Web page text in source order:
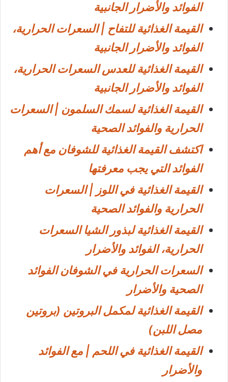
الفوائد والأضرار الجانبية
القيمة الغذائية للتفاح | السعرات الحرارية،
الفوائد والأضرار الجانبية
القيمة الغذائية للعدس السعرات الحرارية،
الفوائد والأضرار الجانبية
القيمة الغذائية لسمك السلمون | السعرات
الحرارية والفوائد الصحية
اكتشف القيمة الغذائية للشوفان مع أهم
الفوائد التي يجب معرفتها
القيمة الغذائية في اللوز | السعرات
الحرارية والفوائد الصحية
القيمة الغذائية لبذور الشيا السعرات
الحرارية، الفوائد والأضرار
السعرات الحرارية في الشوفان الفوائد
الصحية والأضرار
القيمة الغذائية لمكمل البروتين (بروتين
مصل اللبن)
القيمة الغذائية في اللحم | مع الفوائد
والأضرار